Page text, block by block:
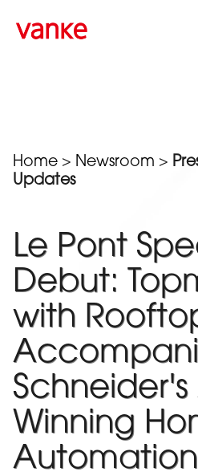
Home > Newsroom >
Updates
Le Pont
Debut:
with
Winning